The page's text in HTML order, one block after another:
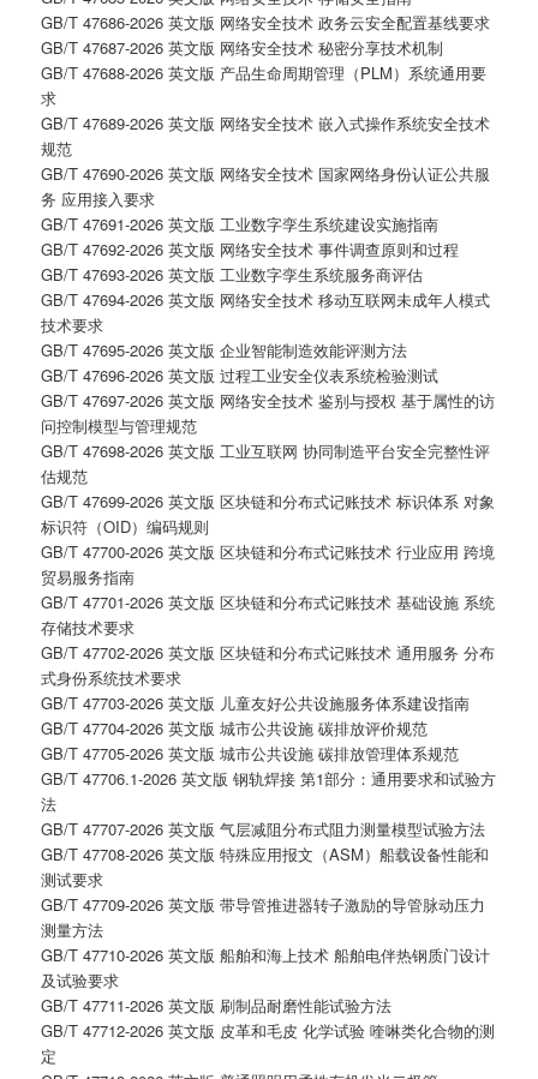
GB/T 47686-2026 英文版 网络安全技术 政务云安全配置基线要求
GB/T 47687-2026 英文版 网络安全技术 秘密分享技术机制
GB/T 47688-2026 英文版 产品生命周期管理（PLM）系统通用要
求
GB/T 47689-2026 英文版 网络安全技术 嵌入式操作系统安全技术
规范
GB/T 47690-2026 英文版 网络安全技术 国家网络身份认证公共服
务 应用接入要求
GB/T 47691-2026 英文版 工业数字孪生系统建设实施指南
GB/T 47692-2026 英文版 网络安全技术 事件调查原则和过程
GB/T 47693-2026 英文版 工业数字孪生系统服务商评估
GB/T 47694-2026 英文版 网络安全技术 移动互联网未成年人模式
技术要求
GB/T 47695-2026 英文版 企业智能制造效能评测方法
GB/T 47696-2026 英文版 过程工业安全仪表系统检验测试
GB/T 47697-2026 英文版 网络安全技术 鉴别与授权 基于属性的访
问控制模型与管理规范
GB/T 47698-2026 英文版 工业互联网 协同制造平台安全完整性评
估规范
GB/T 47699-2026 英文版 区块链和分布式记账技术 标识体系 对象
标识符（OID）编码规则
GB/T 47700-2026 英文版 区块链和分布式记账技术 行业应用 跨境
贸易服务指南
GB/T 47701-2026 英文版 区块链和分布式记账技术 基础设施 系统
存储技术要求
GB/T 47702-2026 英文版 区块链和分布式记账技术 通用服务 分布
式身份系统技术要求
GB/T 47703-2026 英文版 儿童友好公共设施服务体系建设指南
GB/T 47704-2026 英文版 城市公共设施 碳排放评价规范
GB/T 47705-2026 英文版 城市公共设施 碳排放管理体系规范
GB/T 47706.1-2026 英文版 钢轨焊接 第1部分：通用要求和试验方
法
GB/T 47707-2026 英文版 气层减阻分布式阻力测量模型试验方法
GB/T 47708-2026 英文版 特殊应用报文（ASM）船载设备性能和
测试要求
GB/T 47709-2026 英文版 带导管推进器转子激励的导管脉动压力
测量方法
GB/T 47710-2026 英文版 船舶和海上技术 船舶电伴热钢质门设计
及试验要求
GB/T 47711-2026 英文版 刷制品耐磨性能试验方法
GB/T 47712-2026 英文版 皮革和毛皮 化学试验 喹啉类化合物的测
定